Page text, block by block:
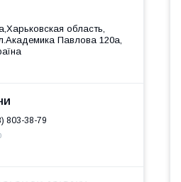
область,
Павлова 120а,
803-38-79